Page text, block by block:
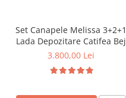
Set Canapele Melissa 3+2+1
Lada Depozitare Catifea Bej
3.800,00 Lei